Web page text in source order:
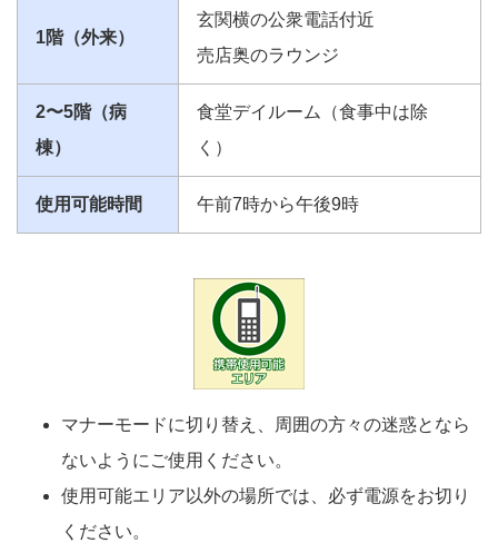
1階（外来）
玄関横の公衆電話付近
売店奥のラウンジ
2〜5階（病
棟）
食堂デイルーム（食事中は除
く）
使用可能時間 午前7時から午後9時
マナーモードに切り替え、周囲の方々の迷惑となら
ないようにご使用ください。
使用可能エリア以外の場所では、必ず電源をお切り
ください。